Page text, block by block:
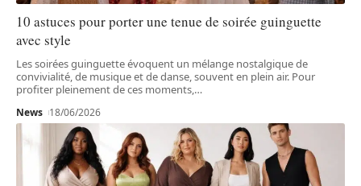
10 astuces pour porter une tenue de soirée guinguette
avec style
Les soirées guinguette évoquent un mélange nostalgique de
convivialité, de musique et de danse, souvent en plein air. Pour
profiter pleinement de ces moments,…
News 18/06/2026